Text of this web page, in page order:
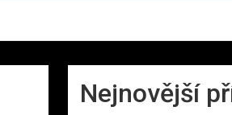
Nejnovější